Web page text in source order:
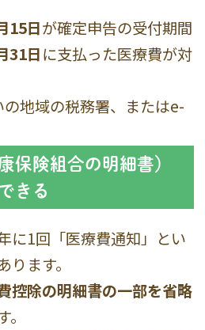
15日が確定申告の受付期間
31日に支払った医療費が対
地域の税務署、またはe-
保険組合の明細書）
きる
に1回「医療費通知」とい
ます。
控除の明細書の一部を省略